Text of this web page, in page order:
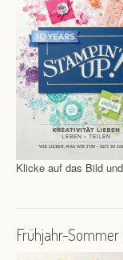
Klicke auf das Bild
Frühjahr-